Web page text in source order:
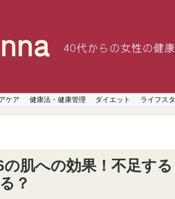
ケア 健康法・健康管理 ダイエット ライフス
の肌への効果！不足す
？